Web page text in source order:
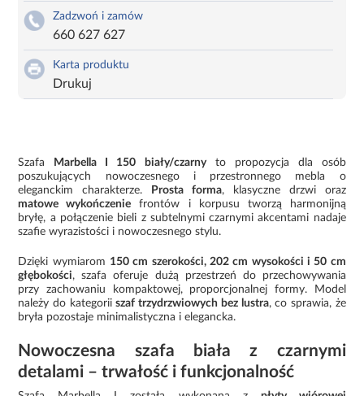
Zadzwoń i zamów
660 627 627
Karta produktu
Drukuj
Szafa Marbella I 150 biały/czarnyto propozycja dla osób
poszukujących nowoczesnego i przestronnego mebla o
eleganckim charakterze.
Prosta forma, klasyczne drzwi oraz
matowe wykończenie frontów i korpusu tworzą harmonijną
bryłę, a połączenie bieli z subtelnymi czarnymi akcentami nadaje
szafie wyrazistości i nowoczesnego stylu.
Dzięki wymiarom 150 cm szerokości, 202 cm wysokości i 50 cm
głębokości, szafa oferuje dużą przestrzeń do przechowywania
przy zachowaniu kompaktowej, proporcjonalnej formy. Model
należy do kategoriiszaf trzydrzwiowych bez lustra, co sprawia, że
bryła pozostaje minimalistyczna i elegancka.
Nowoczesna szafa biała z czarnymi
detalami – trwałość i funkcjonalność